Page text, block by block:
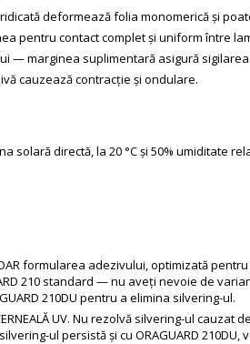
deformează folia monomerică și
pentru contact complet și uniform între
— marginea suplimentară asigură
cauzează contracție și ondulare.
solară directă, la 20 °C și 50% umiditate
formularea adezivului, optimizată
210 standard — nu aveți nevoie de
210DU pentru a elimina silvering-ul.
UV. Nu rezolvă silvering-ul
ul persistă și cu ORAGUARD